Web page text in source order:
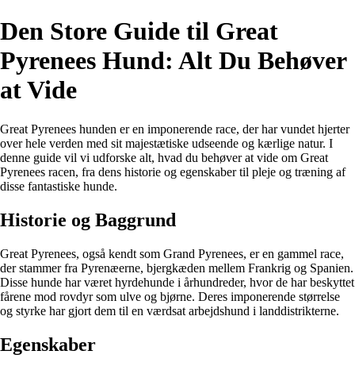
Den Store Guide til Great
Pyrenees Hund: Alt Du Behøver
at Vide
Great Pyrenees hunden er en imponerende race, der har vundet hjerter
over hele verden med sit majestætiske udseende og kærlige natur. I
denne guide vil vi udforske alt, hvad du behøver at vide om Great
Pyrenees racen, fra dens historie og egenskaber til pleje og træning af
disse fantastiske hunde.
Historie og Baggrund
Great Pyrenees, også kendt som Grand Pyrenees, er en gammel race,
der stammer fra Pyrenæerne, bjergkæden mellem Frankrig og Spanien.
Disse hunde har været hyrdehunde i århundreder, hvor de har beskyttet
fårene mod rovdyr som ulve og bjørne. Deres imponerende størrelse
og styrke har gjort dem til en værdsat arbejdshund i landdistrikterne.
Egenskaber